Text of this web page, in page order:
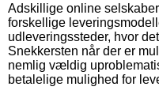
Adskillige online
forskellige
udleveringssteder, hvor
Snekkersten når der er
nemlig vældig
betalelige mulighed for